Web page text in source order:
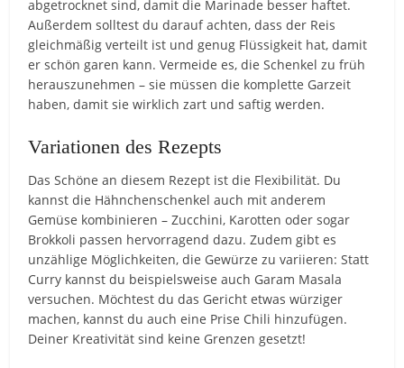
abgetrocknet sind, damit die Marinade besser haftet.
Außerdem solltest du darauf achten, dass der Reis
gleichmäßig verteilt ist und genug Flüssigkeit hat, damit
er schön garen kann. Vermeide es, die Schenkel zu früh
herauszunehmen – sie müssen die komplette Garzeit
haben, damit sie wirklich zart und saftig werden.
Variationen des Rezepts
Das Schöne an diesem Rezept ist die Flexibilität. Du
kannst die Hähnchenschenkel auch mit anderem
Gemüse kombinieren – Zucchini, Karotten oder sogar
Brokkoli passen hervorragend dazu. Zudem gibt es
unzählige Möglichkeiten, die Gewürze zu variieren: Statt
Curry kannst du beispielsweise auch Garam Masala
versuchen. Möchtest du das Gericht etwas würziger
machen, kannst du auch eine Prise Chili hinzufügen.
Deiner Kreativität sind keine Grenzen gesetzt!